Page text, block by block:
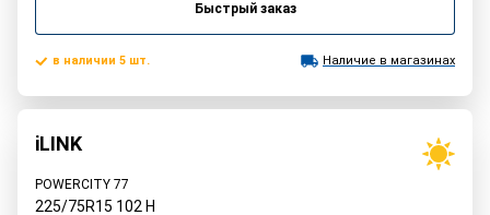
Быстрый заказ
в наличии 5 шт. Наличие в магазинах
iLINK
POWERCITY 77
225/75R15 102 H